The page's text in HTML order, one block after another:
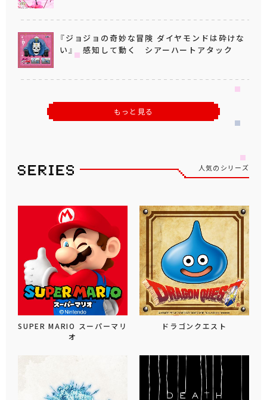
『ジョジョの奇妙な冒険 ダイヤモンドは砕けな
い』 感知して動く シアーハートアタック
もっと見る
人気のシリーズ
SUPER MARIO スーパーマリ
オ
ドラゴンクエスト